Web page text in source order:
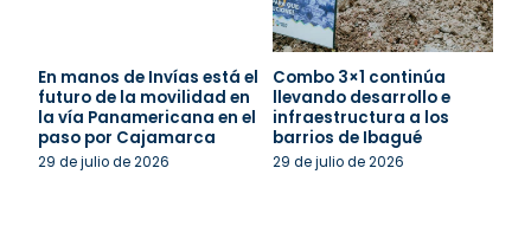
En manos de Invías está el
futuro de la movilidad en
la vía Panamericana en el
paso por Cajamarca
29 de julio de 2026
Combo 3×1 continúa
llevando desarrollo e
infraestructura a los
barrios de Ibagué
29 de julio de 2026